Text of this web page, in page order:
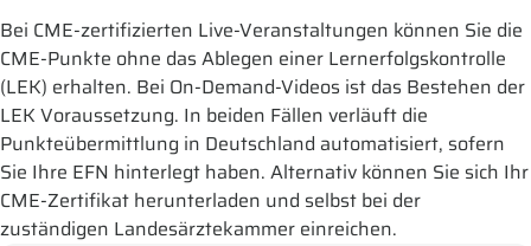
Bei CME-zertifizierten Live-Veranstaltungen können Sie die
CME-Punkte ohne das Ablegen einer Lernerfolgskontrolle
(LEK) erhalten. Bei On-Demand-Videos ist das Bestehen der
LEK Voraussetzung. In beiden Fällen verläuft die
Punkteübermittlung in Deutschland automatisiert, sofern
Sie Ihre EFN hinterlegt haben. Alternativ können Sie sich Ihr
CME-Zertifikat herunterladen und selbst bei der
zuständigen Landesärztekammer einreichen.